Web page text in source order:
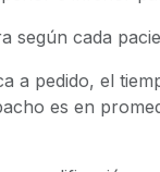
según cada
a pedido, el
es en